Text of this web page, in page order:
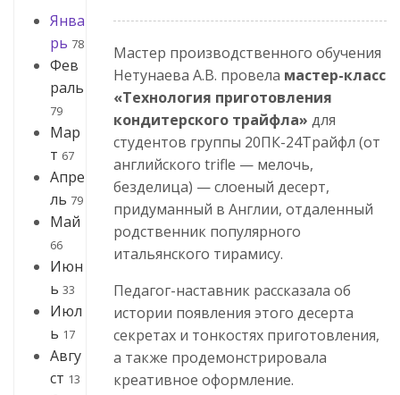
Янва
рь 78
Фев
раль
79
Мар
т 67
Апре
ль 79
Май
66
Июн
ь 33
Июл
ь 17
Авгу
ст 13
Мастер производственного обучения
Нетунаева А.В. провела мастер-класс
«Технология приготовления
кондитерского трайфла» для
студентов группы 20ПК-24Трайфл (от
английского trifle — мелочь,
безделица) — слоеный десерт,
придуманный в Англии, отдаленный
родственник популярного
итальянского тирамису.
Педагог-наставник рассказала об
истории появления этого десерта
секретах и тонкостях приготовления,
а также продемонстрировала
креативное оформление.